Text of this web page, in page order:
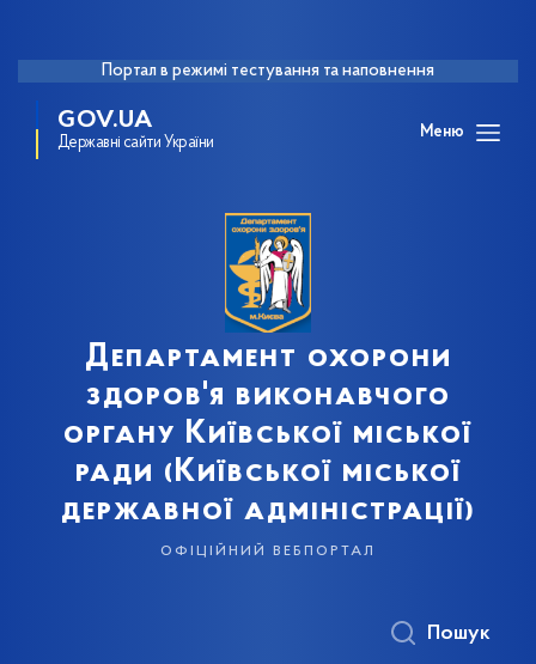
Портал в режимі тестування та наповнення
GOV.UA
Державні сайти України
Меню
Департамент охорони
здоров'я виконавчого
органу Київської міської
ради (Київської міської
державної адміністрації)
офіційний вебпортал
Пошук